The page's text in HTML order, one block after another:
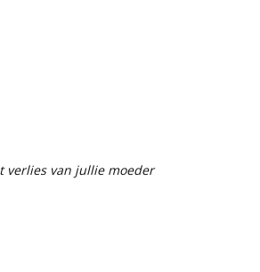
verlies van jullie moeder